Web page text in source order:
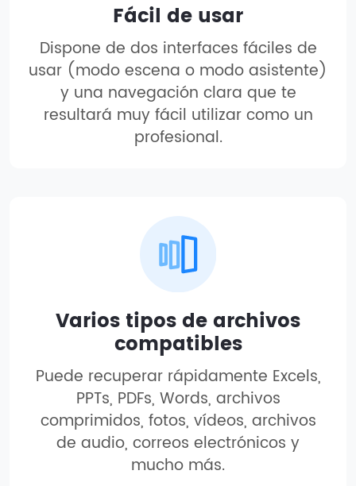
Fácil de usar
Dispone de dos interfaces fáciles de
usar (modo escena o modo asistente)
y una navegación clara que te
resultará muy fácil utilizar como un
profesional.
Varios tipos de archivos
compatibles
Puede recuperar rápidamente Excels,
PPTs, PDFs, Words, archivos
comprimidos, fotos, vídeos, archivos
de audio, correos electrónicos y
mucho más.